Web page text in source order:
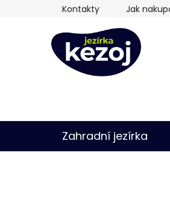
Kontakty Jak
Zahradní jezírka